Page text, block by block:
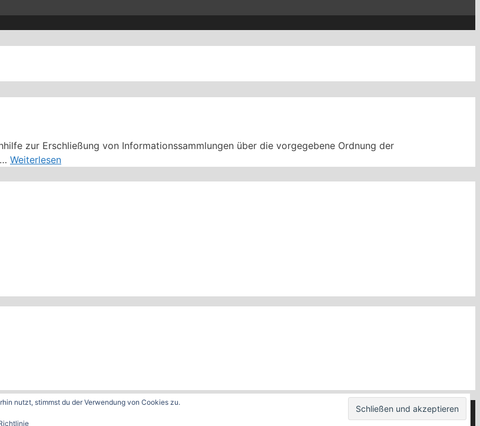
zur Erschließung von Informationssammlungen über die vorgegebene Ordnung der
Weiterlesen
nutzt, stimmst du der Verwendung von Cookies zu.